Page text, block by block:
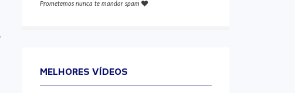
Prometemos nunca te mandar spam
MELHORES VÍDEOS